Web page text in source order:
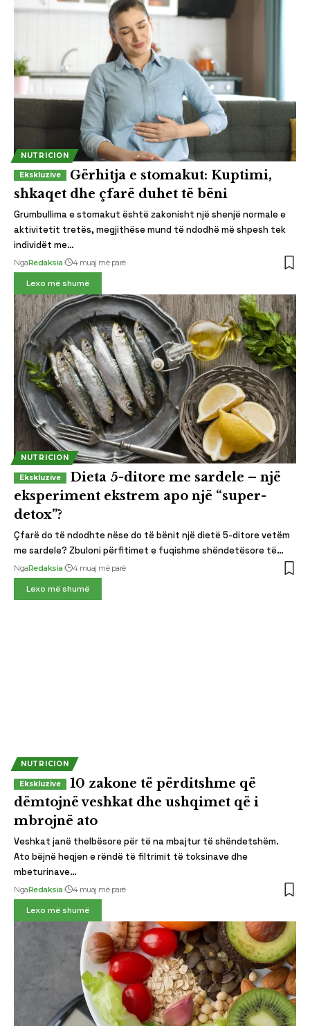
NUTRICION
Gërhitja e stomakut: Kuptimi,
shkaqet dhe çfarë duhet të bëni
Grumbullima e stomakut është zakonisht një shenjë normale e
aktivitetit tretës, megjithëse mund të ndodhë më shpesh tek
individët me…
NgaRedaksia 4 muaj më parë
Lexo më shumë
NUTRICION
Dieta 5-ditore me sardele – një
eksperiment ekstrem apo një “super-
detox”?
Çfarë do të ndodhte nëse do të bënit një dietë 5-ditore vetëm
me sardele? Zbuloni përfitimet e fuqishme shëndetësore të…
NgaRedaksia 4 muaj më parë
Lexo më shumë
NUTRICION
10 zakone të përditshme që
dëmtojnë veshkat dhe ushqimet që i
mbrojnë ato
Veshkat janë thelbësore për të na mbajtur të shëndetshëm.
Ato bëjnë heqjen e rëndë të filtrimit të toksinave dhe
mbeturinave…
NgaRedaksia 4 muaj më parë
Lexo më shumë